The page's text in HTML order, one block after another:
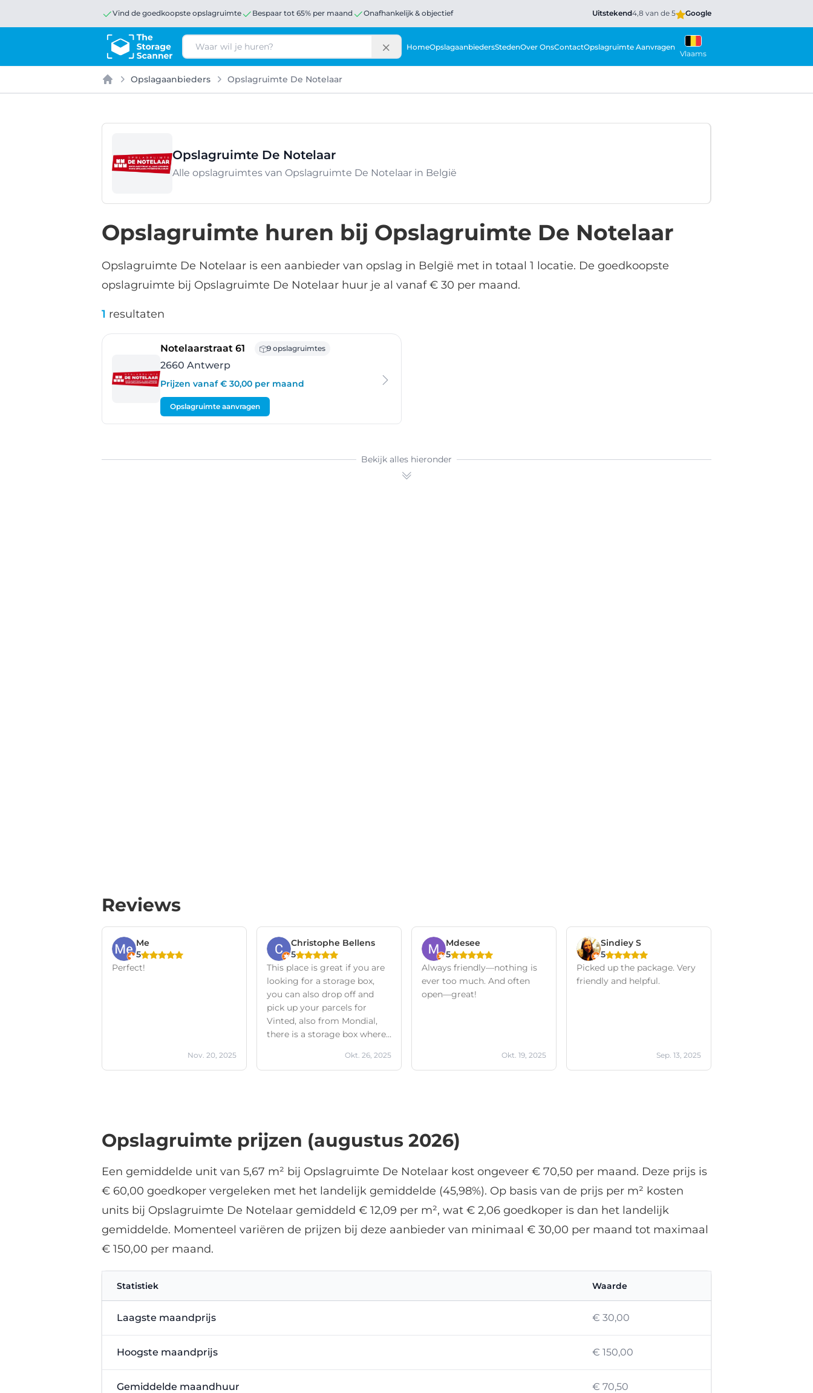
Vind de goedkoopste opslagruimte Bespaar tot 65% per maand Onafhankelijk & objectief Uitstekend4,8 van de 5 Google
Zoeken HomeOpslagaanbiedersStedenOver OnsContactOpslagruimte Aanvragen
Vlaams
Home
Opslagaanbieders Opslagruimte De Notelaar
Opslagruimte De Notelaar
Alle opslagruimtes van Opslagruimte De Notelaar in België
Opslagruimte huren bij Opslagruimte De Notelaar
Opslagruimte De Notelaar is een aanbieder van opslag in België met in totaal 1 locatie. De goedkoopste
opslagruimte bij Opslagruimte De Notelaar huur je al vanaf € 30 per maand.
1 resultaten
Notelaarstraat 61 - Antwerp
9 opslagruimtes
2660 Antwerp
Prijzen vanaf € 30,00 per maand
Opslagruimte aanvragen
Bekijk alles hieronder
Reviews
Me
5
Perfect!
Nov. 20, 2025
Christophe Bellens
5
This place is great if you are
looking for a storage box,
you can also drop off and
pick up your parcels for
Vinted, also from Mondial,
there is a storage box where
week and during the week
there is always someone
Okt. 26, 2025
Mdesee
5
Always friendly—nothing is
ever too much. And often
open—great!
Okt. 19, 2025
Sindiey S
5
Picked up the package. Very
friendly and helpful.
Sep. 13, 2025
Opslagruimte prijzen (augustus 2026)
Een gemiddelde unit van 5,67 m² bij Opslagruimte De Notelaar kost ongeveer € 70,50 per maand. Deze prijs is
€ 60,00 goedkoper vergeleken met het landelijk gemiddelde (45,98%). Op basis van de prijs per m² kosten
units bij Opslagruimte De Notelaar gemiddeld € 12,09 per m², wat € 2,06 goedkoper is dan het landelijk
gemiddelde. Momenteel variëren de prijzen bij deze aanbieder van minimaal € 30,00 per maand tot maximaal
€ 150,00 per maand.
Statistiek Waarde
Laagste maandprijs € 30,00
Hoogste maandprijs € 150,00
Gemiddelde maandhuur € 70,50